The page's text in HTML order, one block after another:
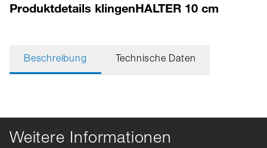
Produktdetails klingenHALTER 10 cm
Beschreibung Technische Daten
Weitere Informationen